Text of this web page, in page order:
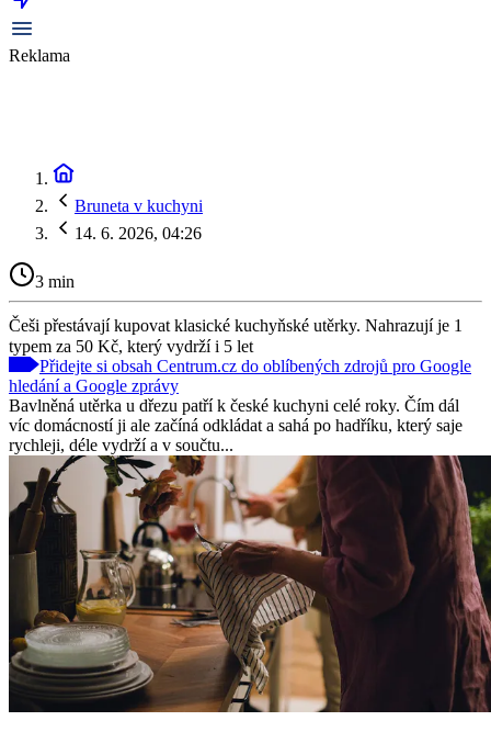
Reklama
Bruneta v kuchyni
14. 6. 2026, 04:26
3 min
Češi přestávají kupovat klasické kuchyňské utěrky. Nahrazují je 1
typem za 50 Kč, který vydrží i 5 let
Přidejte si obsah Centrum.cz do oblíbených zdrojů pro Google
hledání a Google zprávy
Bavlněná utěrka u dřezu patří k české kuchyni celé roky. Čím dál
víc domácností ji ale začíná odkládat a sahá po hadříku, který saje
rychleji, déle vydrží a v součtu...